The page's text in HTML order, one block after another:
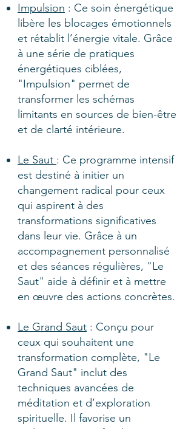
Impulsion : Ce soin énergétique
libère les blocages émotionnels
et rétablit l’énergie vitale. Grâce
à une série de pratiques
énergétiques ciblées,
"Impulsion" permet de
transformer les schémas
limitants en sources de bien-être
et de clarté intérieure.
Le Saut : Ce programme intensif
est destiné à initier un
changement radical pour ceux
qui aspirent à des
transformations significatives
dans leur vie. Grâce à un
accompagnement personnalisé
et des séances régulières, "Le
Saut" aide à définir et à mettre
en œuvre des actions concrètes.
Le Grand Saut : Conçu pour
ceux qui souhaitent une
transformation complète, "Le
Grand Saut" inclut des
techniques avancées de
méditation et d’exploration
spirituelle. Il favorise un